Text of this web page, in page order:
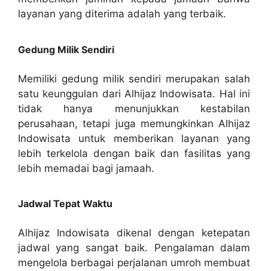
layanan yang diterima adalah yang terbaik.
Gedung Milik Sendiri
Memiliki gedung milik sendiri merupakan salah
satu keunggulan dari Alhijaz Indowisata. Hal ini
tidak hanya menunjukkan kestabilan
perusahaan, tetapi juga memungkinkan Alhijaz
Indowisata untuk memberikan layanan yang
lebih terkelola dengan baik dan fasilitas yang
lebih memadai bagi jamaah.
Jadwal Tepat Waktu
Alhijaz Indowisata dikenal dengan ketepatan
jadwal yang sangat baik. Pengalaman dalam
mengelola berbagai perjalanan umroh membuat